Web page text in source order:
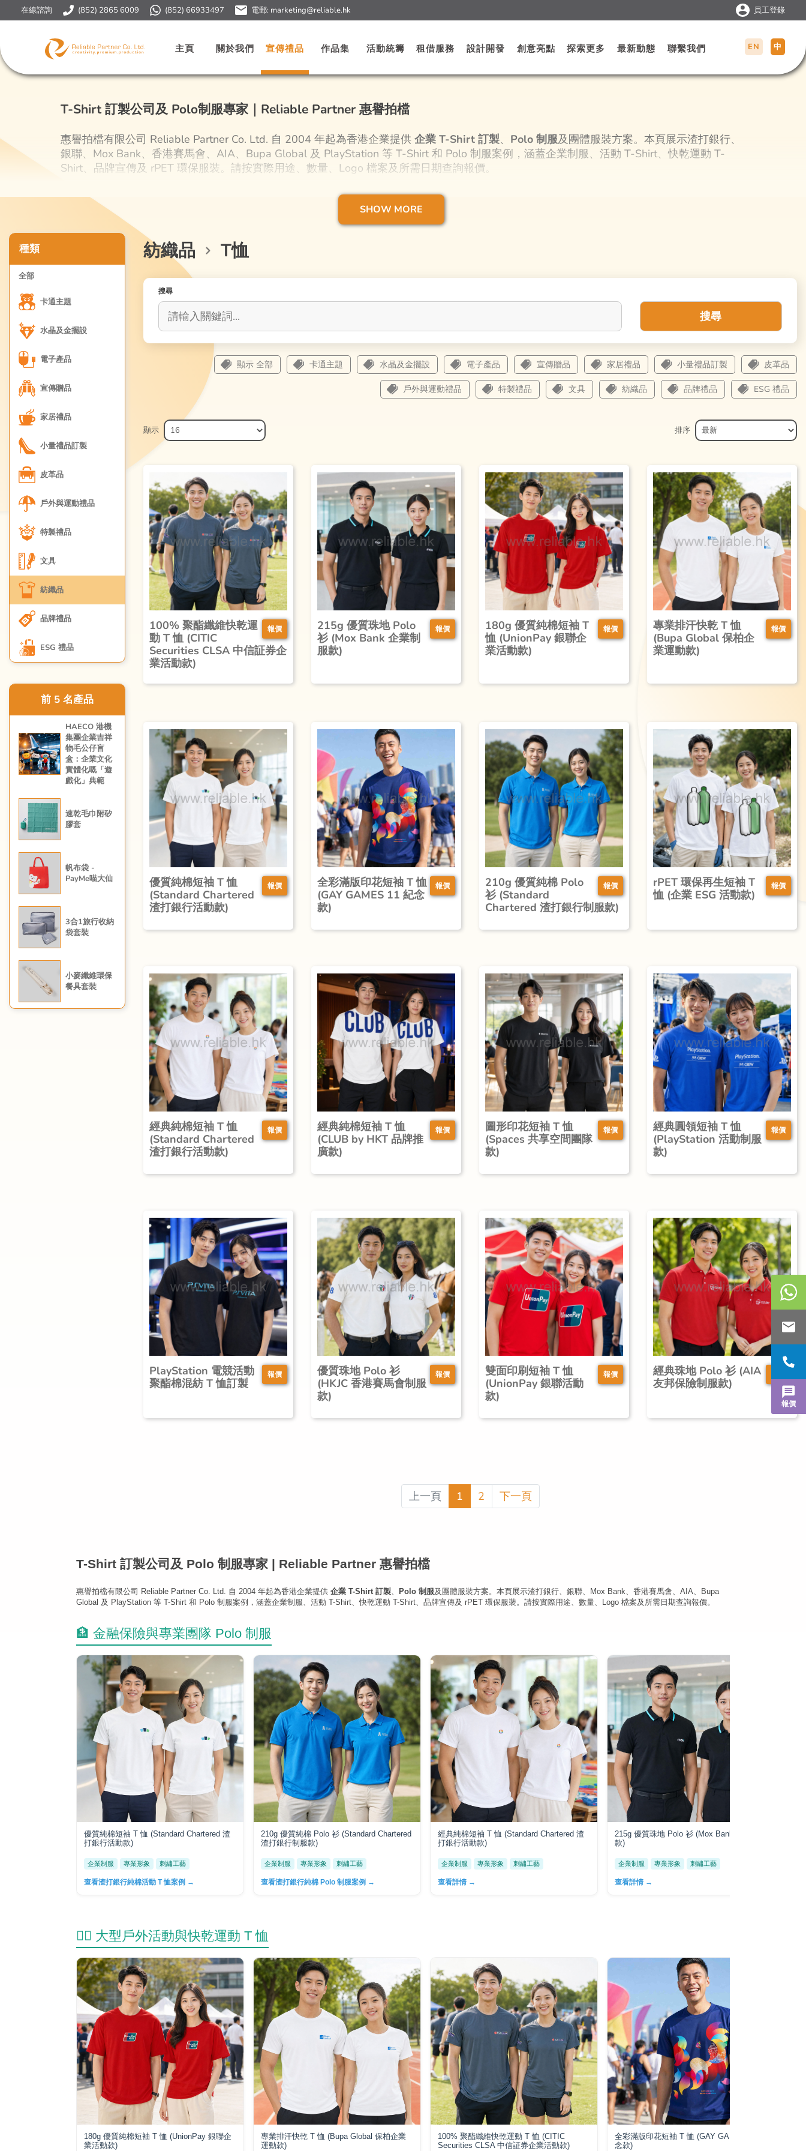
在線諮詢 (852) 2865 6009 (852) 66933497 電郵: marketing@reliable.hk 員工登錄
主頁 關於我們 宣傳禮品 作品集 活動統籌 租借服務 設計開發 創意亮點 探索更多 最新動態 聯繫我們 EN 中
報價
SHOW MORE
T-Shirt 訂製公司及 Polo制服專家｜Reliable Partner 惠譽拍檔
惠譽拍檔有限公司 Reliable Partner Co. Ltd. 自 2004 年起為香港企業提供 企業 T-Shirt 訂製、 Polo 制服及團體服裝方案。本頁展示渣打銀行、
銀聯、Mox Bank、香港賽馬會、AIA、Bupa Global 及 PlayStation 等 T-Shirt 和 Polo 制服案例，涵蓋企業制服、活動 T-Shirt、快乾運動 T-
Shirt、品牌宣傳及 rPET 環保服裝。請按實際用途、數量、Logo 檔案及所需日期查詢報價。
種類
全部
卡通主題
水晶及金擺設
電子產品
宣傳贈品
家居禮品
小量禮品訂製
皮革品
戶外與運動禮品
特製禮品
文具
紡織品
品牌禮品
ESG 禮品
前 5 名產品
HAECO 港機
集團企業吉祥
物毛公仔盲
盒：企業文化
實體化嘅「遊
戲化」典範
速乾毛巾附矽
膠套
帆布袋 -
PayMe喵大仙
3合1旅行收納
袋套裝
小麥纖維環保
餐具套裝
紡織品 T恤
搜尋
搜尋
顯示 全部 卡通主題 水晶及金擺設 電子產品 宣傳贈品 家居禮品 小量禮品訂製 皮革品
戶外與運動禮品 特製禮品 文具 紡織品 品牌禮品 ESG 禮品
顯示 排序
報價
100% 聚酯纖維快乾運
動 T 恤 (CITIC
Securities CLSA 中信証券企
業活動款)
報價
215g 優質珠地 Polo
衫 (Mox Bank 企業制
服款)
報價
180g 優質純棉短袖 T
恤 (UnionPay 銀聯企
業活動款)
報價
專業排汗快乾 T 恤
(Bupa Global 保柏企
業運動款)
報價
優質純棉短袖 T 恤
(Standard Chartered
渣打銀行活動款)
報價
全彩滿版印花短袖 T 恤
(GAY GAMES 11 紀念
款)
報價
210g 優質純棉 Polo
衫 (Standard
Chartered 渣打銀行制服款)
報價
rPET 環保再生短袖 T
恤 (企業 ESG 活動款)
報價
經典純棉短袖 T 恤
(Standard Chartered
渣打銀行活動款)
報價
經典純棉短袖 T 恤
(CLUB by HKT 品牌推
廣款)
報價
圖形印花短袖 T 恤
(Spaces 共享空間團隊
款)
報價
經典圓領短袖 T 恤
(PlayStation 活動制服
款)
報價
PlayStation 電競活動
聚酯棉混紡 T 恤訂製
報價
優質珠地 Polo 衫
(HKJC 香港賽馬會制服
款)
報價
雙面印刷短袖 T 恤
(UnionPay 銀聯活動
款)
經典珠地 Polo 衫 (AIA
友邦保險制服款)
上一頁 1 2 下一頁
T-Shirt 訂製公司及 Polo 制服專家 | Reliable Partner 惠譽拍檔
惠譽拍檔有限公司 Reliable Partner Co. Ltd. 自 2004 年起為香港企業提供 企業 T-Shirt 訂製、 Polo 制服及團體服裝方案。本頁展示渣打銀行、銀聯、Mox Bank、香港賽馬會、AIA、Bupa
Global 及 PlayStation 等 T-Shirt 和 Polo 制服案例，涵蓋企業制服、活動 T-Shirt、快乾運動 T-Shirt、品牌宣傳及 rPET 環保服裝。請按實際用途、數量、Logo 檔案及所需日期查詢報價。
🏦 金融保險與專業團隊 Polo 制服
優質純棉短袖 T 恤 (Standard Chartered 渣
打銀行活動款)
企業制服 專業形象 刺繡工藝
查看渣打銀行純棉活動 T 恤案例 →
210g 優質純棉 Polo 衫 (Standard Chartered
渣打銀行制服款)
企業制服 專業形象 刺繡工藝
查看渣打銀行純棉 Polo 制服案例 →
經典純棉短袖 T 恤 (Standard Chartered 渣
打銀行活動款)
企業制服 專業形象 刺繡工藝
查看詳情 →
215g 優質珠地 Polo 衫 (Mox Bank 企業制服
款)
企業制服 專業形象 刺繡工藝
查看詳情 →
🏃‍♂️ 大型戶外活動與快乾運動 T 恤
180g 優質純棉短袖 T 恤 (UnionPay 銀聯企
業活動款)
專業排汗快乾 T 恤 (Bupa Global 保柏企業
運動款)
100% 聚酯纖維快乾運動 T 恤 (CITIC
Securities CLSA 中信証券企業活動款)
全彩滿版印花短袖 T 恤 (GAY GAMES 11 紀
念款)